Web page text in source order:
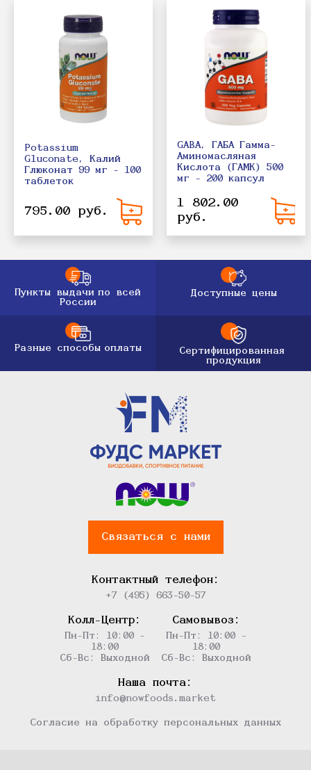
Potassium
Gluconate, Калий
Глюконат 99 мг - 100
таблеток
795.00 руб.
GABA, ГАБА Гамма-
Аминомасляная
Кислота (ГАМК) 500
мг - 200 капсул
1 802.00
руб.
Пункты выдачи по всей
России
Доступные цены
Разные способы оплаты
Сертифицированная
продукция
Связаться с нами
Контактный телефон:
+7 (495) 663-50-57
Колл-Центр:
Пн-Пт: 10:00 -
18:00
Сб-Вс: Выходной
Самовывоз:
Пн-Пт: 10:00 -
18:00
Сб-Вс: Выходной
Наша почта:
info@nowfoods.market
Согласие на обработку персональных данных